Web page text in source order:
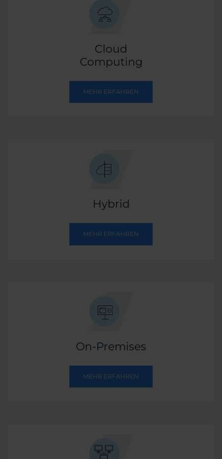
Cloud
Computing
MEHR ERFAHREN
Hybrid
MEHR ERFAHREN
On-Premises
MEHR ERFAHREN